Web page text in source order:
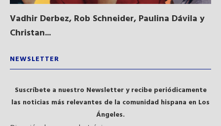
Vadhir Derbez, Rob Schneider, Paulina Dávila y
Christan...
NEWSLETTER
Suscríbete a nuestro Newsletter y recibe periódicamente
las noticias más relevantes de la comunidad hispana en Los
Ángeles.